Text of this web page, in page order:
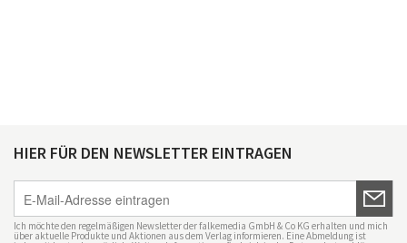
HIER FÜR DEN NEWSLETTER EINTRAGEN
Ich möchte den regelmäßigen Newsletter der falkemedia GmbH & Co KG erhalten und mich
über aktuelle Produkte und Aktionen aus dem Verlag informieren. Eine Abmeldung ist